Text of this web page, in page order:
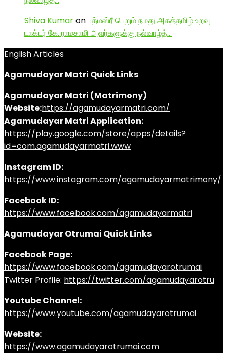
Shiva Kumaronபத்மஸ்ரீ பெறும் நமது அகத்தமிழ் உறவு
டாக்டர் கே. ராமசாமி அவர்களுக்கு நல்வாழ்த்…
English Articles
Agamudayar Matri Quick Links
Agamudayar Matri (Matrimony)
Website:https://agamudayarmatri.com/
Agamudayar Matri Application:
https://play.google.com/store/apps/details?
id=com.agamudayarmatri.www
Instagram ID:
https://www.instagram.com/agamudayarmatrimony/
Facebook ID:
https://www.facebook.com/agamudayarmatri
Agamudayar Otrumai Quick Links
Facebook Page:
https://www.facebook.com/agamudayarotrumai
Twitter Profile: https://twitter.com/agamudayarotru
Youtube Channel:
https://www.youtube.com/agamudayarotrumai
Website:
https://www.agamudayarotrumai.com